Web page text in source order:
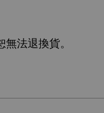
法退換貨。